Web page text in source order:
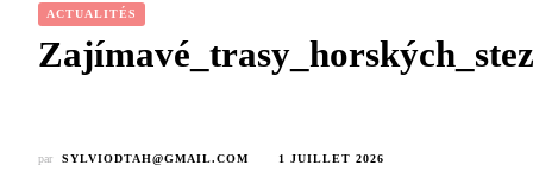
ACTUALITÉS
par SYLVIODTAH@GMAIL.COM 1 JUILLET 2026